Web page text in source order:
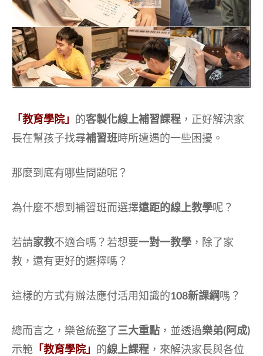
「教育學院」 的客製化線上補習課程 ，正好解決家
長在幫孩子找尋補習班時所遭遇的一些困擾。
那麼到底有哪些問題呢？
為什麼不想到補習班而選擇遠距的線上教學呢？
若請家教不適合嗎？若想要一對一教學 ，除了家
教，還有更好的選擇嗎？
這樣的方式有辦法應付活用知識的108新課綱嗎？
總而言之，樂爸統整了三大重點 ，並透過樂弟(阿成)
示範 「教育學院」 的線上課程 ，來解決家長與各位